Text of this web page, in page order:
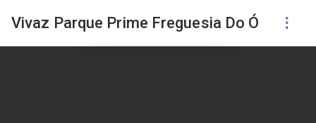
Vivaz Parque Prime Freguesia Do Ó